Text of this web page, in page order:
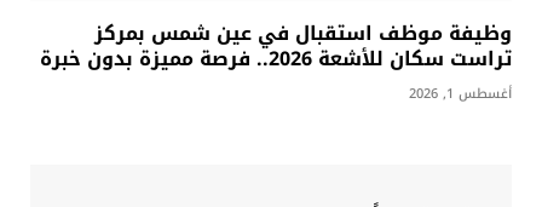
وظيفة موظف استقبال في عين شمس بمركز
تراست سكان للأشعة 2026.. فرصة مميزة بدون خبرة
أغسطس 1, 2026